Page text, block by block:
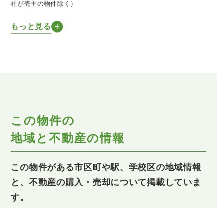
社が売主の物件除く）
もっと見る
この物件の
地域と不動産の情報
この物件がある市区町や駅、学校区の地域情報
と、不動産の購入・売却について掲載していま
す。